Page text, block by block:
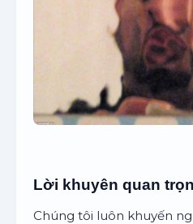
Lời khuyên quan
Chúng tôi luôn khuyến